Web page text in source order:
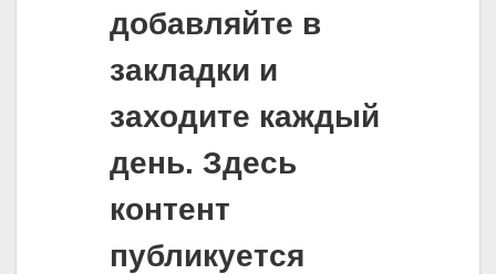
добавляйте в
закладки и
заходите каждый
день. Здесь
контент
публикуется